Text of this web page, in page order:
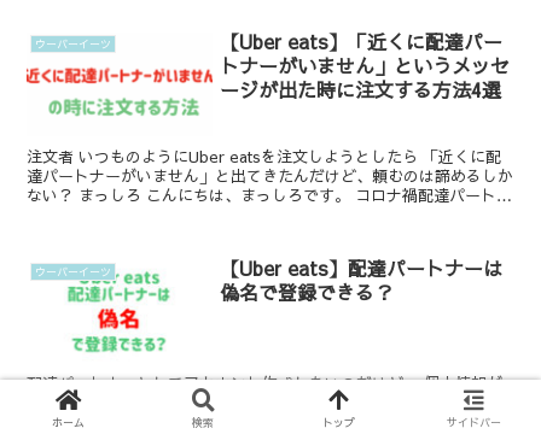
ウーバーイーツ
【Uber eats】「近くに配達パー
トナーがいません」というメッセ
ージが出た時に注文する方法4選
注文者 いつものようにUber eatsを注文しようとしたら 「近くに配
達パートナーがいません」と出てきたんだけど、頼むのは諦めるしか
ない？ まっしろ こんにちは、まっしろです。 コロナ禍配達パートナ
ウーバーイーツ
【Uber eats】配達パートナーは
偽名で登録できる？
配達パートナーとしてアカウント作成したいのだけど、 個人情報が
心配だから偽名で登録してもいい？ そんな疑問を解決します。 こん
にちは、まっしろです。 コロナ禍でUber配達パートナーとなり、
ホーム 検索 トップ サイドバー